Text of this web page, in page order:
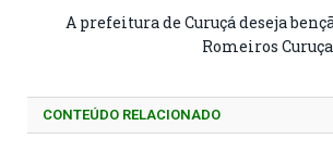
A prefeitura de Curuçá deseja
Romeiros
CONTEÚDO RELACIONADO